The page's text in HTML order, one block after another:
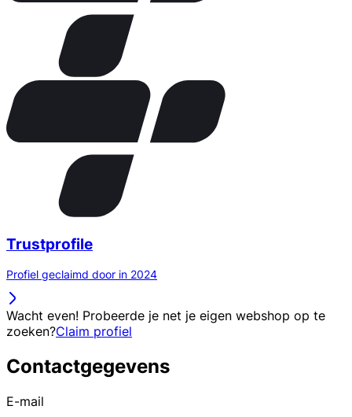
Trustprofile
Profiel geclaimd door in 2024
Wacht even! Probeerde je net je eigen webshop op te
zoeken?Claim profiel
Contactgegevens
E-mail